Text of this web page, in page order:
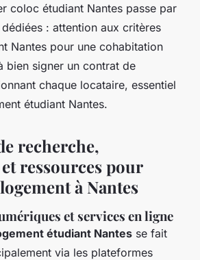
coloc étudiant Nantes passe par
: attention aux critères
Nantes pour une cohabitation
bien signer un contrat de
chaque locataire, essentiel
étudiant Nantes.
recherche,
ressources pour
à Nantes
et services en ligne
étudiant Nantes se fait
via les plateformes